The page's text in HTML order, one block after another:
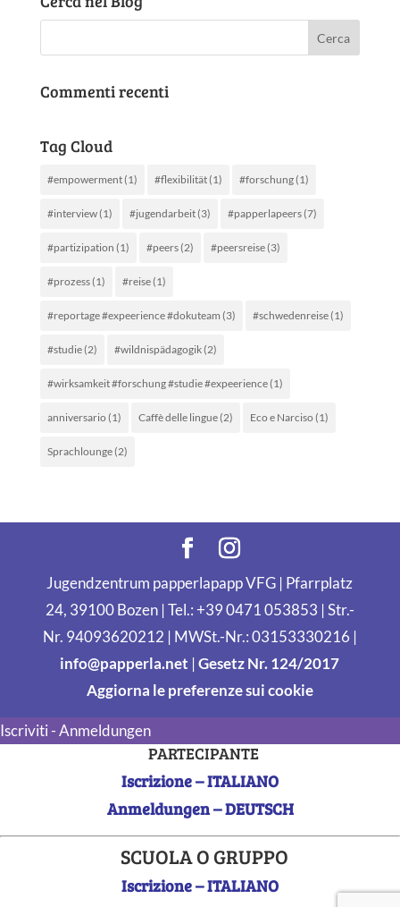
Commenti recenti
Tag Cloud
#empowerment(1) #flexibilität(1) #forschung(1)
#interview(1) #jugendarbeit(3) #papperlapeers(7)
#partizipation (1) #peers(2) #peersreise(3)
#prozess(1) #reise(1)
#reportage #expeerience #dokuteam (3) #schwedenreise(1)
#studie(2) #wildnispädagogik(2)
#wirksamkeit #forschung #studie #expeerience(1)
anniversario (1) Caffè delle lingue(2) Eco e Narciso (1)
Sprachlounge(2)
Jugendzentrum papperlapapp VFG | Pfarrplatz
24, 39100 Bozen | Tel.: +39 0471 053853 | Str.-
Nr. 94093620212 | MWSt.-Nr.: 03153330216 |
info@papperla.net |Gesetz Nr. 124/2017
Aggiorna le preferenze sui cookie
Iscriviti - Anmeldungen
PARTECIPANTE
Iscrizione – ITALIANO
Anmeldungen – DEUTSCH
SCUOLA O GRUPPO
Iscrizione – ITALIANO